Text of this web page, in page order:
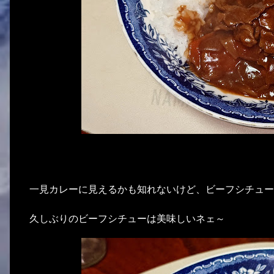
一見カレーに見えるかも知れないけど、ビーフシチュ
久しぶりのビーフシチューは美味しいネェ～